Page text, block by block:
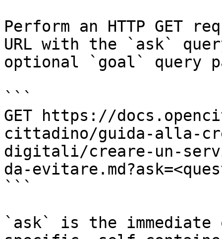
Perform an HTTP GET
URL with the `ask`
optional `goal` query
```
GET https://
cittadino/guida-alla-
digitali/creare-un-
da-
```
`ask` is the